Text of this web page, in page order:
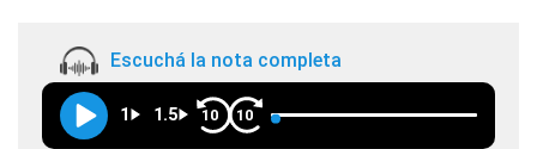
Escuchá la nota completa
1 1.5 10 10